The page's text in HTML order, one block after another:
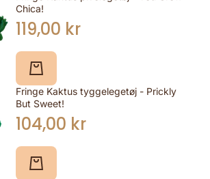
Chica!
119,00 kr
Fringe Kaktus tyggelegetøj - Prickly
But Sweet!
104,00 kr